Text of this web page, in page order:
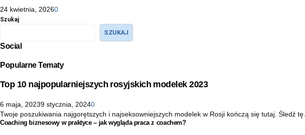
24 kwietnia, 20260
Szukaj
SZUKAJ
Social
Popularne Tematy
Top 10 najpopularniejszych rosyjskich modelek 2023
6 maja, 20239 stycznia, 20240
Twoje poszukiwania najgorętszych i najseksowniejszych modelek w Rosji kończą się tutaj. Śledź tę...
Coaching biznesowy w praktyce – jak wygląda praca z coachem?